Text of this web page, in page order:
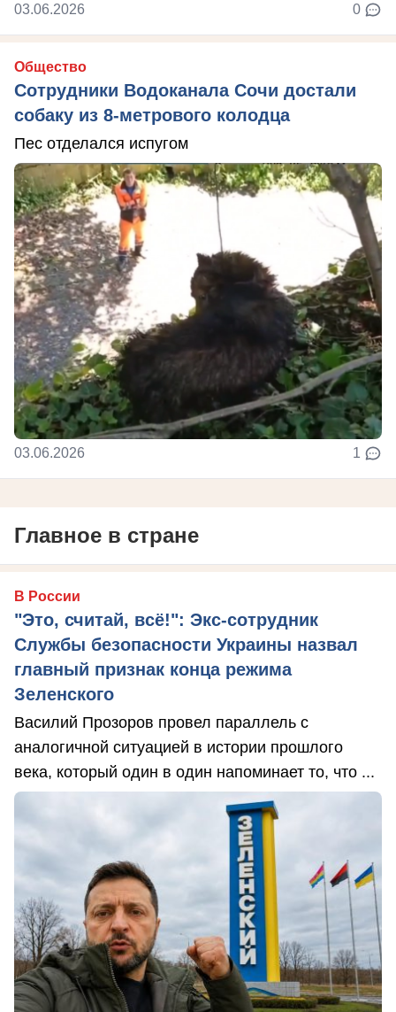
03.06.2026 0
Общество
Сотрудники Водоканала Сочи достали
собаку из 8-метрового колодца
Пес отделался испугом
03.06.2026 1
Главное в стране
В России
"Это, считай, всё!": Экс-сотрудник
Службы безопасности Украины назвал
главный признак конца режима
Зеленского
Василий Прозоров провел параллель с
аналогичной ситуацией в истории прошлого
века, который один в один напоминает то, что ...